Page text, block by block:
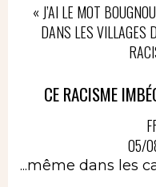
« J’AI LE MOT
DANS LES VILLAGES
CE RACISME
05/
...même dans les